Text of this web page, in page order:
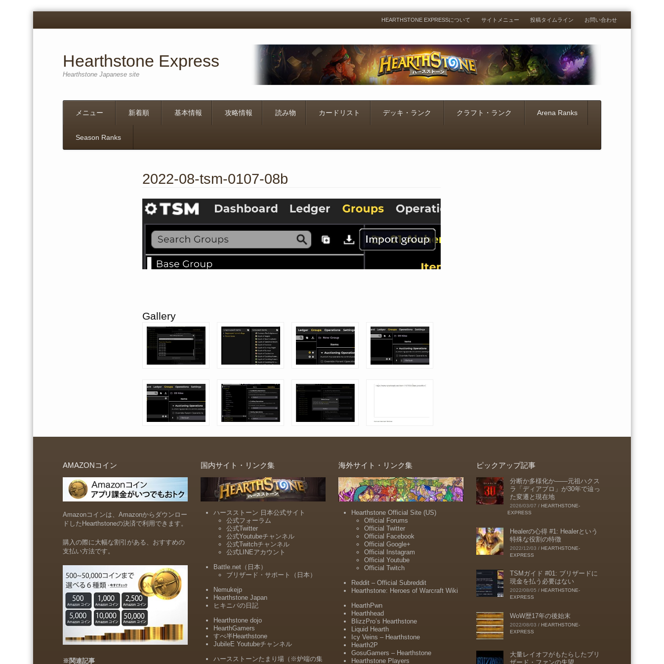
Menu
Skip
to
HEARTHSTONE EXPRESSについて サイトメニュー 投稿タイムライン お問い合わせ
Hearthstone Express
Hearthstone Japanese site
メニュー 新着順 基本情報 攻略情報 読み物 カードリスト デッキ・ランク クラフト・ランク Arena Ranks
Season Ranks
2022-08-tsm-0107-08b
Gallery
AMAZONコイン
Amazonコインは、Amazonからダウンロー
ドしたHearthstoneの決済で利用できます。
購入の際に大幅な割引がある、おすすめの
支払い方法です。
※関連記事
国内サイト・リンク集
ハースストーン 日本公式サイト
公式フォーラム
公式Twitter
公式Youtubeチャンネル
公式Twitchチャンネル
公式LINEアカウント
Battle.net（日本）
ブリザード・サポート（日本）
Nemukejp
Hearthstone Japan
ヒキニパの日記
Hearthstone dojo
HearthGamers
すべ半Hearthstone
JubileE Youtubeチャンネル
ハースストーンたまり場（※炉端の集
海外サイト・リンク集
Hearthstone Official Site (US)
Official Forums
Official Twitter
Official Facebook
Official Google+
Official Instagram
Official Youtube
Official Twitch
Reddit – Official Subreddit
Hearthstone: Heroes of Warcraft Wiki
HearthPwn
Hearthhead
BlizzPro’s Hearthstone
Liquid Hearth
Icy Veins – Hearthstone
Hearth2P
GosuGamers – Hearthstone
Hearthstone Players
ピックアップ記事
分断か多様化か――元祖ハクス
ラ「ディアブロ」が30年で辿っ
た変遷と現在地
2026/03/07 / HEARTHSTONE-
EXPRESS
Healerの心得 #1: Healerという
特殊な役割の特徴
2022/12/03 / HEARTHSTONE-
EXPRESS
TSMガイド #01: ブリザードに
現金を払う必要はない
2022/08/05 / HEARTHSTONE-
EXPRESS
WoW歴17年の後始末
2022/08/03 / HEARTHSTONE-
EXPRESS
大量レイオフがもたらしたブリ
ザード・ファンの失望